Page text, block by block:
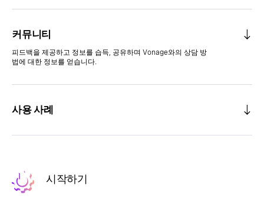
커뮤니티
피드백을 제공하고 정보를 습득, 공유하며 Vonage와의 상담 방
법에 대한 정보를 얻습니다.
사용 사례
시작하기